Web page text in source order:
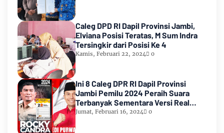
Caleg DPD RI Dapil Provinsi Jambi,
Elviana Posisi Teratas, M Sum Indra
Tersingkir dari Posisi Ke 4
Kamis, Februari 22, 2024 0
Ini 8 Caleg DPR RI Dapil Provinsi
Jambi Pemilu 2024 Peraih Suara
Terbanyak Sementara Versi Real
Count KPU RI
Jumat, Februari 16, 2024 0